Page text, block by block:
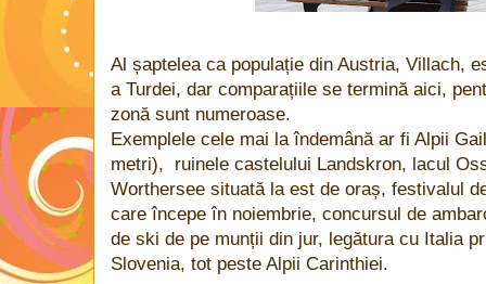
Al șaptelea ca populație din Austria, Villach,
a Turdei, dar comparațiile se termină aici,
zonă sunt numeroase.
Exemplele cele mai la îndemână ar fi Alpii
metri), ruinele castelului Landskron, lacul
Worthersee situată la est de oraș, festivalul
care începe în noiembrie, concursul de
de ski de pe munții din jur, legătura cu Italia
Slovenia, tot peste Alpii Carinthiei.